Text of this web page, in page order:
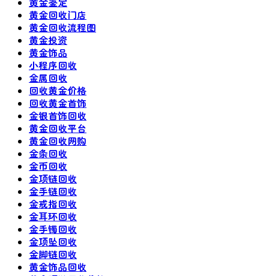
黄金回收门店
黄金回收流程图
黄金投资
黄金饰品
小程序回收
金属回收
回收黄金价格
回收黄金首饰
金银首饰回收
黄金回收平台
黄金回收网购
金条回收
金币回收
金项链回收
金手链回收
金戒指回收
金耳环回收
金手镯回收
金项坠回收
金脚链回收
黄金饰品回收